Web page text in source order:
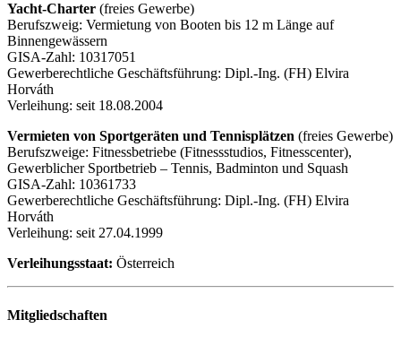
Yacht-Charter (freies Gewerbe)
Berufszweig: Vermietung von Booten bis 12 m Länge auf
Binnengewässern
GISA-Zahl: 10317051
Gewerberechtliche Geschäftsführung: Dipl.-Ing. (FH) Elvira
Horváth
Verleihung: seit 18.08.2004
Vermieten von Sportgeräten und Tennisplätzen (freies Gewerbe)
Berufszweige: Fitnessbetriebe (Fitnessstudios, Fitnesscenter),
Gewerblicher Sportbetrieb – Tennis, Badminton und Squash
GISA-Zahl: 10361733
Gewerberechtliche Geschäftsführung: Dipl.-Ing. (FH) Elvira
Horváth
Verleihung: seit 27.04.1999
Verleihungsstaat: Österreich
Mitgliedschaften